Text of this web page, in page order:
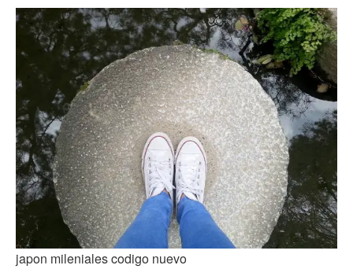
japon mileniales codigo nuevo